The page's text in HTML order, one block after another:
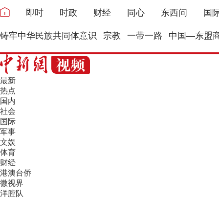
即时 时政 财经 同心 东西问 国
铸牢中华民族共同体意识 宗教 一带一路 中国—东盟
最新
热点
国内
社会
国际
军事
文娱
体育
财经
港澳台侨
微视界
洋腔队